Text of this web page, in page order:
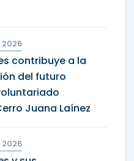
2026
contribuye a la
del futuro
Juana Laínez
2026